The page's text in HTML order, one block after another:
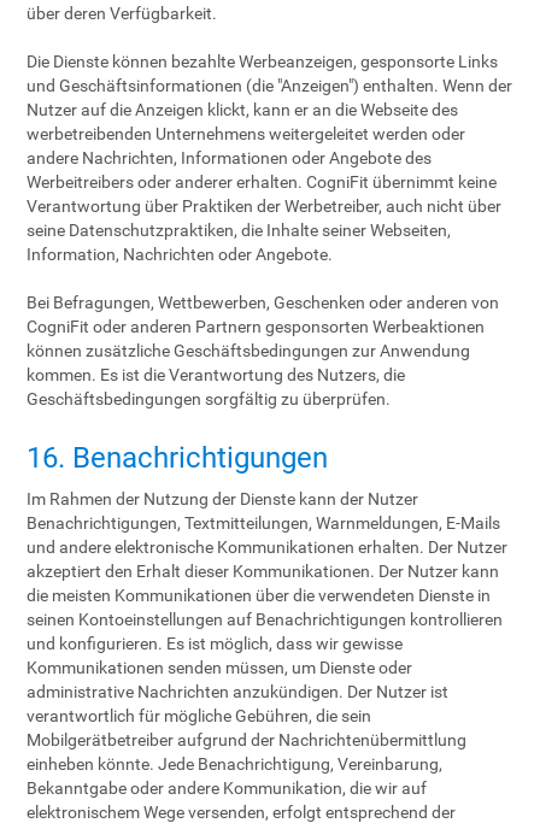
über deren Verfügbarkeit.
Die Dienste können bezahlte Werbeanzeigen, gesponsorte Links
und Geschäftsinformationen (die "Anzeigen") enthalten. Wenn der
Nutzer auf die Anzeigen klickt, kann er an die Webseite des
werbetreibenden Unternehmens weitergeleitet werden oder
andere Nachrichten, Informationen oder Angebote des
Werbeitreibers oder anderer erhalten. CogniFit übernimmt keine
Verantwortung über Praktiken der Werbetreiber, auch nicht über
seine Datenschutzpraktiken, die Inhalte seiner Webseiten,
Information, Nachrichten oder Angebote.
Bei Befragungen, Wettbewerben, Geschenken oder anderen von
CogniFit oder anderen Partnern gesponsorten Werbeaktionen
können zusätzliche Geschäftsbedingungen zur Anwendung
kommen. Es ist die Verantwortung des Nutzers, die
Geschäftsbedingungen sorgfältig zu überprüfen.
16. Benachrichtigungen
Im Rahmen der Nutzung der Dienste kann der Nutzer
Benachrichtigungen, Textmitteilungen, Warnmeldungen, E-Mails
und andere elektronische Kommunikationen erhalten. Der Nutzer
akzeptiert den Erhalt dieser Kommunikationen. Der Nutzer kann
die meisten Kommunikationen über die verwendeten Dienste in
seinen Kontoeinstellungen auf Benachrichtigungen kontrollieren
und konfigurieren. Es ist möglich, dass wir gewisse
Kommunikationen senden müssen, um Dienste oder
administrative Nachrichten anzukündigen. Der Nutzer ist
verantwortlich für mögliche Gebühren, die sein
Mobilgerätbetreiber aufgrund der Nachrichtenübermittlung
einheben könnte. Jede Benachrichtigung, Vereinbarung,
Bekanntgabe oder andere Kommunikation, die wir auf
elektronischem Wege versenden, erfolgt entsprechend der